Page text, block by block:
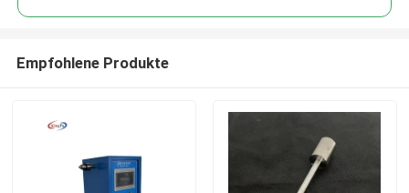
Empfohlene Produkte